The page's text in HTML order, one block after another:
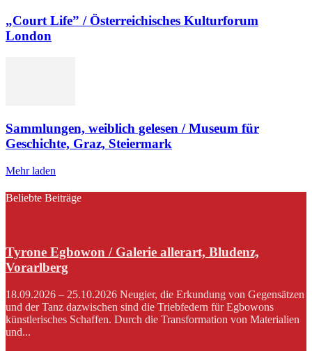
„Court Life” / Österreichisches Kulturforum
London
Sammlungen, weiblich gelesen / Museum für
Geschichte, Graz, Steiermark
Mehr laden
Beliebte Beiträge
Tyrone Egbowon / Galerie allerart, Bludenz,
Vorarlberg
18.09.2026 – 25.10.2026 Neugier, die Erkundung von Gegensätzen
und der Tanz dazwischen sind die Triebfedern für Egbowons
künstlerisches Schaffen. Durch die Transformation von Materialien
und...